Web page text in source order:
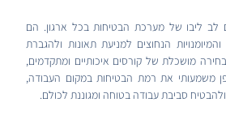
לב ליבו של מערכת הבטיחות בכל ארגון. הם
הנחוצים למניעת תאונות ולהגברת
מושכלת של קורסים איכותיים ומתקדמים,
משמעותי את רמת הבטיחות במקום העבודה,
סביבת עבודה בטוחה ומגוננת לכולם.